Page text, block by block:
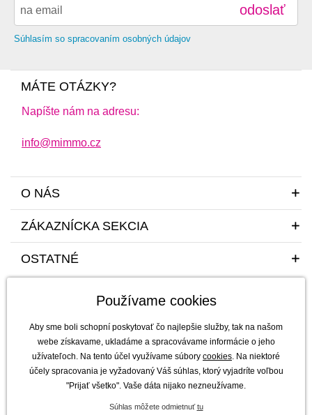
odoslať
Súhlasím so spracovaním osobných údajov
MÁTE OTÁZKY?
Napíšte nám na adresu:
info@mimmo.cz
O NÁS
ZÁKAZNÍCKA SEKCIA
OSTATNÉ
Sme tu pre vás a vaše deti s radosťou a mim(m)oriadnou starostlivosťou od
roku 2011
Designs, Melii a SKÅGFÄ pre ČR a Slovensko
Používame cookies
Aby sme boli schopní poskytovať čo najlepšie služby, tak na našom
webe získavame, ukladáme a spracovávame informácie o jeho
užívateľoch. Na tento účel využívame súbory cookies. Na niektoré
účely spracovania je vyžadovaný Váš súhlas, ktorý vyjadríte voľbou
"Prijať všetko". Vaše dáta nijako nezneužívame.
Súhlas môžete odmietnuťtu